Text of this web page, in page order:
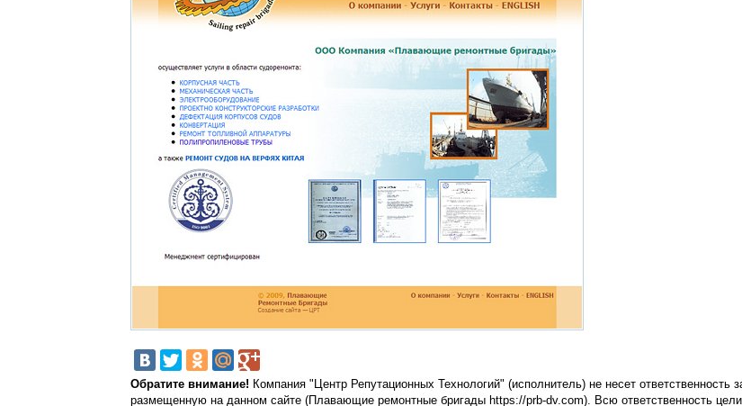
Обратите внимание! Компания "Центр Репутационных Технологий" (исполнитель) не несет ответственность
размещенную на данном сайте (Плавающие ремонтные бригады https://prb-dv.com). Всю ответственность